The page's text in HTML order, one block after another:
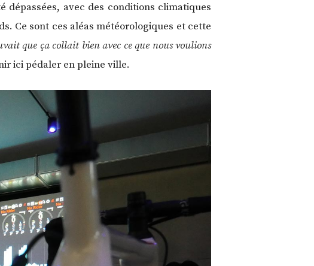
dépassées, avec des conditions climatiques
Ce sont ces aléas météorologiques et cette
que ça collait bien avec ce que nous voulions
ici pédaler en pleine ville.